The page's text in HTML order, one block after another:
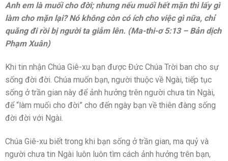
Anh em là muối cho đời; nhưng nếu muối hết mặn thì lấy gì
làm cho mặn lại? Nó không còn có ích cho việc gì nữa, chỉ
quăng đi rồi bị người ta giẫm lên. (Ma-thi-ơ 5:13 – Bản dịch
Phạm Xuân)
Khi tin nhận Chúa Giê-xu bạn được Đức Chúa Trời ban cho sự
sống đời đời. Chúa muốn bạn, người thuộc về Ngài, tiếp tục
sống ở trần gian này để ảnh hưởng trên người chưa tin Ngài,
để “làm muối cho đời” cho đến ngày bạn về thiên đàng sống
đời đời với Ngài.
Chúa Giê-xu biết trong khi bạn sống ở trần gian, ma quỷ và
người chưa tin Ngài luôn luôn tìm cách ảnh hưởng trên bạn,